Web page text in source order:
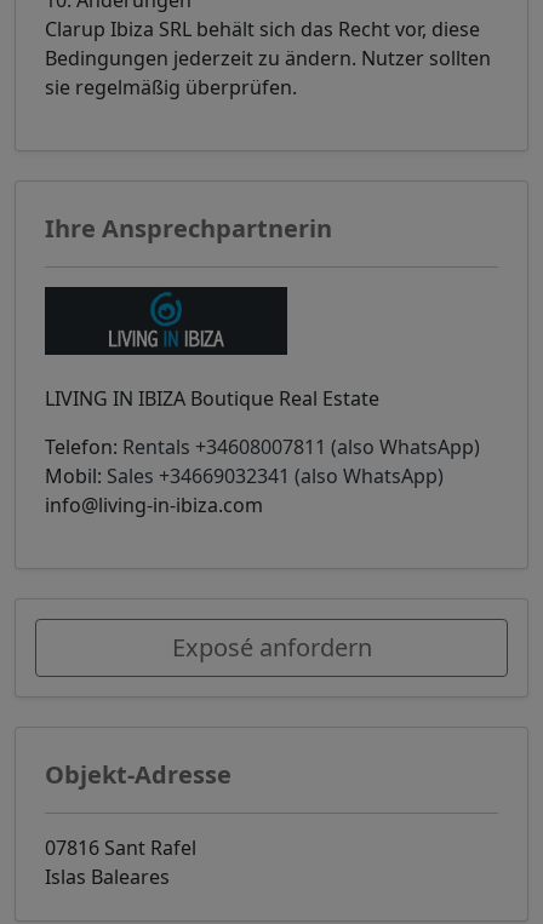
Clarup Ibiza SRL behält sich das Recht vor, diese
Bedingungen jederzeit zu ändern. Nutzer sollten
sie regelmäßig überprüfen.
Ihre Ansprechpartnerin
LIVING IN IBIZA Boutique Real Estate
Telefon: Rentals +34608007811 (also WhatsApp)
Mobil: Sales +34669032341 (also WhatsApp)
info@living-in-ibiza.com
Exposé anfordern
Objekt-Adresse
07816 Sant Rafel
Islas Baleares